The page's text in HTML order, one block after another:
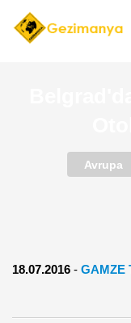
Avrupa
18.07.2016 - GAMZE